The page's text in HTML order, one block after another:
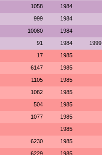
1058 1984
999 1984
10080 1984
91 1984 1999
17 1985
6147 1985
1105 1985
1082 1985
504 1985
1077 1985
1985
6230 1985
6229 1985